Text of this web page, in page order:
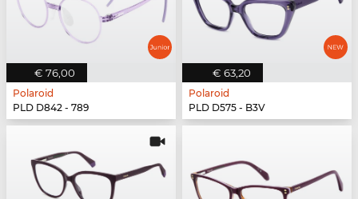
€ 76,00
Polaroid
PLD D842 - 789
€ 63,20
Polaroid
PLD D575 - B3V